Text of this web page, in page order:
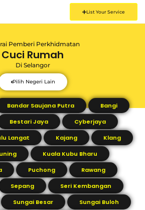
List Your Service
Pemberi Perkhidmatan
Cuci Rumah
Di Selangor
Pilih Negeri Lain
Bandar Saujana Putra
Bangi
Bestari Jaya
Cyberjaya
Langat Kajang
Klang
Kuala Kubu Bharu
Puchong
Rawang
Sepang
Seri Kembangan
Sungai Besar
Sungai Buloh